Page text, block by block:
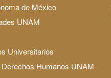
de México
UNAM
Universitarios
Humanos UNAM